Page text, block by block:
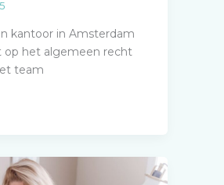
kantoor in Amsterdam
op het algemeen recht
team